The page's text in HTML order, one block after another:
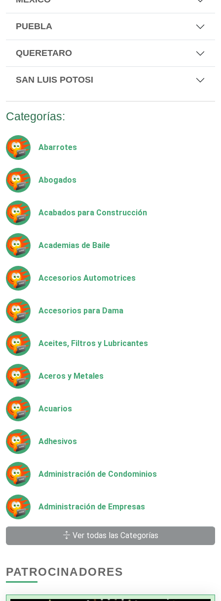
PUEBLA
QUERETARO
SAN LUIS POTOSI
Categorías:
Abarrotes
Abogados
Acabados para Construcción
Academias de Baile
Accesorios Automotrices
Accesorios para Dama
Aceites, Filtros y Lubricantes
Aceros y Metales
Acuarios
Adhesivos
Administración de Condominios
Administración de Empresas
Agencias Aduanales
Agencias de Autos
Ver todas las Categorías
PATROCINADORES